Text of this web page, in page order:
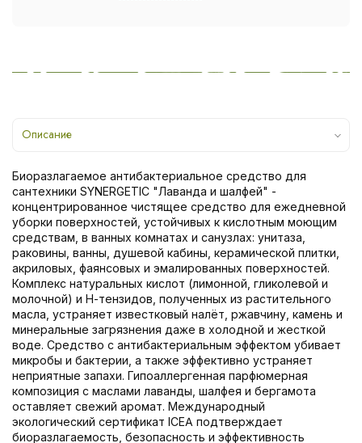
Описание
Биоразлагаемое антибактериальное средство для
сантехники SYNERGETIC "Лаванда и шалфей" -
концентрированное чистящее средство для ежедневной
уборки поверхностей, устойчивых к кислотным моющим
средствам, в ванных комнатах и санузлах: унитаза,
раковины, ванны, душевой кабины, керамической плитки,
акриловых, фаянсовых и эмалированных поверхностей.
Комплекс натуральных кислот (лимонной, гликолевой и
молочной) и Н-тензидов, полученных из растительного
масла, устраняет известковый налёт, ржавчину, камень и
минеральные загрязнения даже в холодной и жесткой
воде. Средство с антибактериальным эффектом убивает
микробы и бактерии, а также эффективно устраняет
неприятные запахи. Гипоаллергенная парфюмерная
композиция с маслами лаванды, шалфея и бергамота
оставляет свежий аромат. Международный
экологический сертификат ICEA подтверждает
биоразлагаемость, безопасность и эффективность